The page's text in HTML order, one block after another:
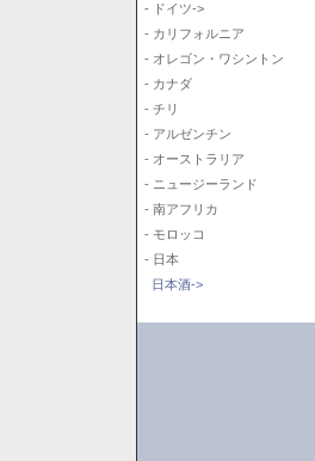
- ドイツ->
- カリフォルニア
- オレゴン・ワシントン
- カナダ
- チリ
- アルゼンチン
- オーストラリア
- ニュージーランド
- 南アフリカ
- モロッコ
- 日本
日本酒->